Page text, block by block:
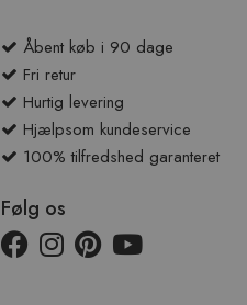
Åbent køb i 90 dage
Fri retur
Hurtig levering
Hjælpsom kundeservice
100% tilfredshed garanteret
Følg os